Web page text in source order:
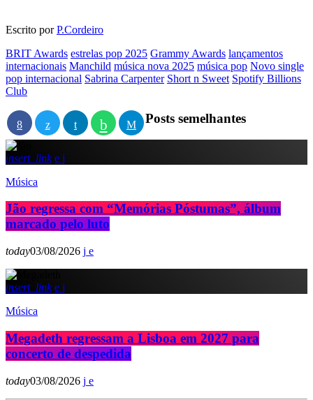
Escrito porP.Cordeiro
BRIT Awards estrelas pop 2025 Grammy Awards lançamentos
internacionais Manchild música nova 2025 música pop Novo single
pop internacional Sabrina Carpenter Short n Sweet Spotify Billions
Club
Posts semelhantes
insert_link
Música
Jão regressa com “Memórias Póstumas”, álbum
marcado pelo luto
today03/08/2026
insert_link
Música
Megadeth regressam a Lisboa em 2027 para
concerto de despedida
today03/08/2026